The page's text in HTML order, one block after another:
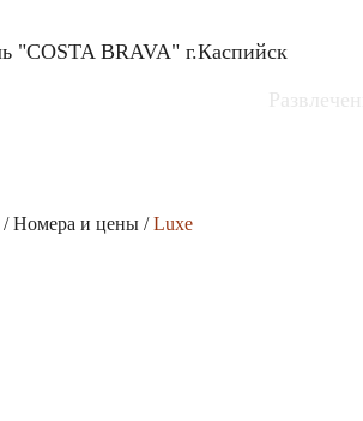
/Номера и цены /Luxe